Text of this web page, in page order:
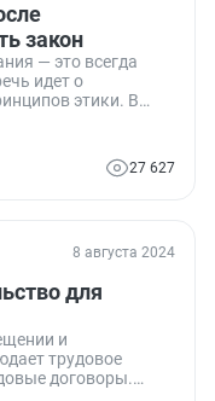
закон
— это всегда
идет о
этики. В
вежливо и
не продвигать
важнейших
27 627
8 августа 2024
для
и
трудовое
договоры.